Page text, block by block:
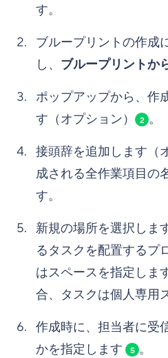
す。
ブループリントの作成
し、 ブループリントか
ポップアップから、作
す（オプション）
2 。
接頭辞を追加します（
成される全作業項目の
す。
新規の場所を選択しま
るタスクを配置するプ
はスペースを指定しま
合、タスクは個人専用
作成時に、担当者に受
かを指定します
5 。